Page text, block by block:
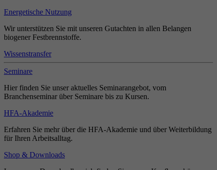
Energetische Nutzung
Wir unterstützen Sie mit unseren Gutachten in allen Belangen
biogener Festbrennstoffe.
Wissenstransfer
Seminare
Hier finden Sie unser aktuelles Seminarangebot, vom
Branchenseminar über Seminare bis zu Kursen.
HFA-Akademie
Erfahren Sie mehr über die HFA-Akademie und über Weiterbildung
für Ihren Arbeitsalltag.
Shop & Downloads